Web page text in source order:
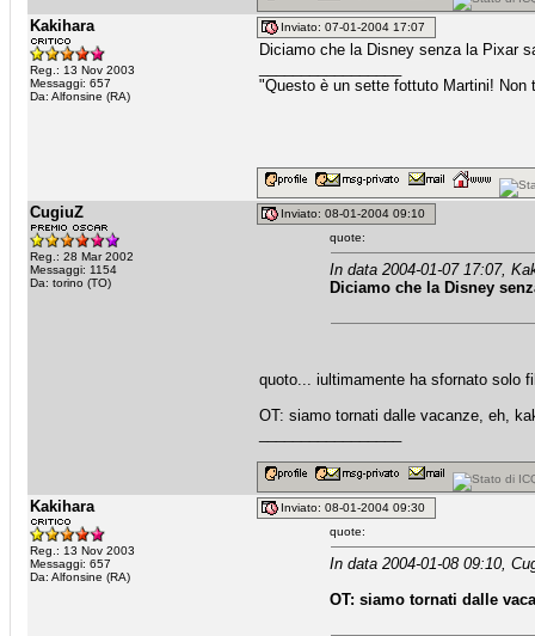
Kakihara
Reg.: 13 Nov 2003
Messaggi: 657
Da: Alfonsine (RA)
Inviato: 07-01-2004 17:07
Diciamo che la Disney senza la Pixar
"Questo è un sette fottuto Martini! Non
CugiuZ
Reg.: 28 Mar 2002
Messaggi: 1154
Da: torino (TO)
Inviato: 08-01-2004 09:10
quote:
In data 2004-01-07 17:07,
Diciamo che la Disney
quoto... iultimamente ha sfornato solo
OT: siamo tornati dalle vacanze, eh,
Kakihara
Reg.: 13 Nov 2003
Messaggi: 657
Da: Alfonsine (RA)
Inviato: 08-01-2004 09:30
quote:
In data 2004-01-08 09:10,
OT: siamo tornati dalle